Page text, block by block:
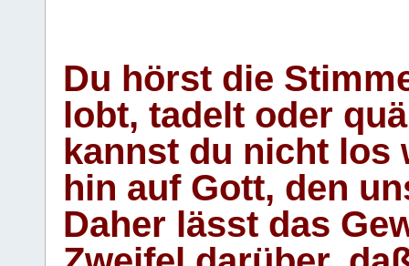
Du hörst die
lobt, tadelt oder
kannst du nicht los
hin auf Gott, den
Daher lässt das